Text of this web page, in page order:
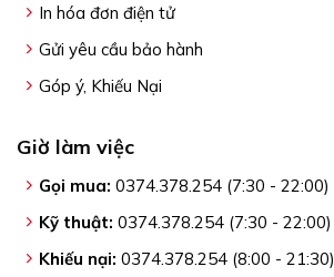
In hóa đơn điện tử
Gửi yêu cầu bảo hành
Góp ý, Khiếu Nại
Giờ làm việc
Gọi mua: 0374.378.254 (7:30 - 22:00)
Kỹ thuật: 0374.378.254 (7:30 - 22:00)
Khiếu nại: 0374.378.254 (8:00 - 21:30)